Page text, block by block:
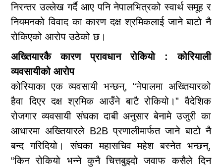
निरन्तर उल्लेख गर्दै आए पनि नेपालभित्रको स्वार्थ समूह र
नियमनको विवाद का कारण दक्ष श्रमिकलाई जाने बाटो नै
रोकिएको आरोप उठेको छ।
अख्तियारकै कारण प्रावधान रोकियो : कोरियाली
व्यवसायीको आरोप
कोरियाका एक व्यवसायी भन्छन्, “नेपालमा अख्तियारको
हैवा दिएर दक्ष श्रमिक आउँने बाटै रोकियो।” वैदेशिक
रोजगार व्यवसायी संघका दाबी अनुसार बेनामे उजुरी का
आधारमा अख्तियारले B2B प्रणालीमार्फत जाने बाटो नै
बन्द गरिदियो। संघका महासचिव महेश बस्नेत भन्छन्,
“किन रोकियो भन्ने कुनै चित्तबुझ्दो जवाफ कसैले दिन